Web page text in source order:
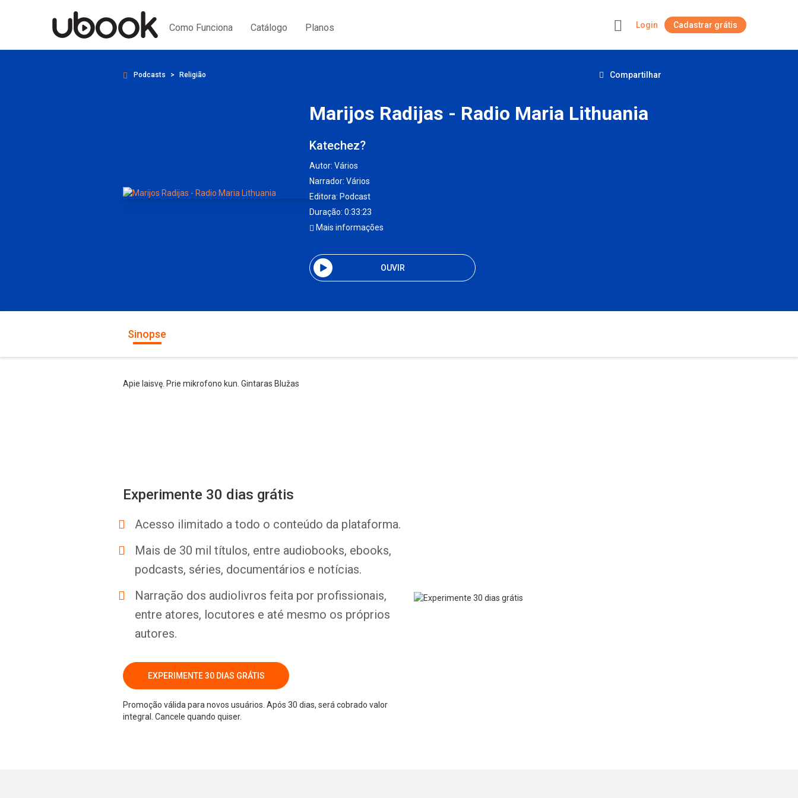
Como Funciona Catálogo Planos Login Cadastrar grátis
Podcasts Religião Compartilhar
Marijos Radijas - Radio Maria Lithuania
Katechez?
Autor: Vários
Narrador: Vários
Editora: Podcast
Duração: 0:33:23
Mais informações
OUVIR
Sinopse
Apie laisvę. Prie mikrofono kun. Gintaras Blužas
Experimente 30 dias grátis
Acesso ilimitado a todo o conteúdo da plataforma.
Mais de 30 mil títulos, entre audiobooks, ebooks,
podcasts, séries, documentários e notícias.
Narração dos audiolivros feita por profissionais,
entre atores, locutores e até mesmo os próprios
autores.
EXPERIMENTE 30 DIAS GRÁTIS
Promoção válida para novos usuários. Após 30 dias, será cobrado valor
integral. Cancele quando quiser.